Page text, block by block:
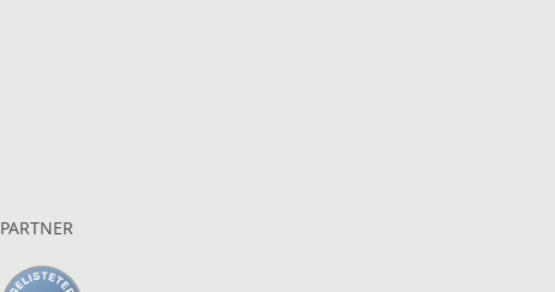
PARTNER